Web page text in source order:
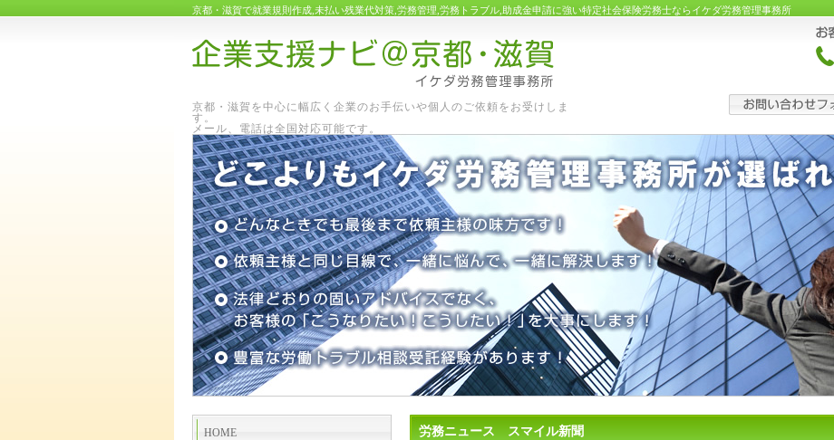
京都・滋賀で就業規則作成,未払い残業代対策,労務管理,労務トラブル,助成金申請に強い特定社会保険労務士ならイケダ労務管理事務所
京都・滋賀を中心に幅広く企業のお手伝いや個人のご依頼をお受けしま
す。
メール、電話は全国対応可能です。
労務ニュース スマイル新聞
HOME